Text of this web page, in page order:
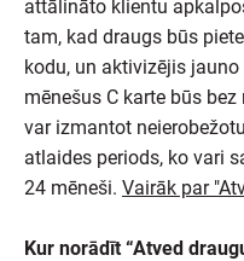
attālināto klientu
tam, kad draugs būs
kodu, un aktivizējis
mēnešus C karte būs
var izmantot
atlaides periods, ko vari
24 mēneši. Vairāk par
Kur norādīt “Atved